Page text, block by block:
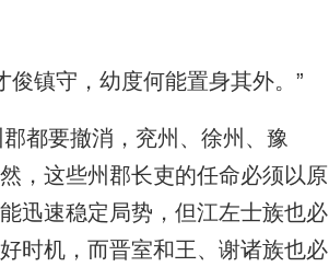
镇守，幼度何能置身其外。”
都要撤消，兖州、徐州、豫
，这些州郡长吏的任命必须以原
迅速稳定局势，但江左士族也必
时机，而晋室和王、谢诸族也必